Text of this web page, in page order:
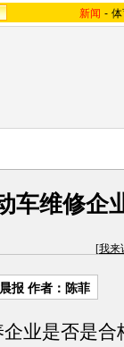
新闻 -
车维修企
[我来
报 作者：陈菲
业是否是合